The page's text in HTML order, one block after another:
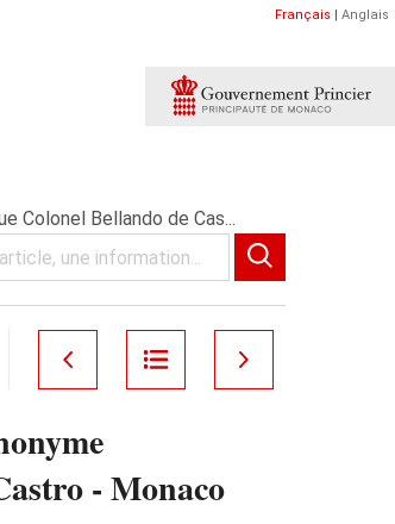
Français | Anglais
Colonel Bellando de Cas...
- Monaco